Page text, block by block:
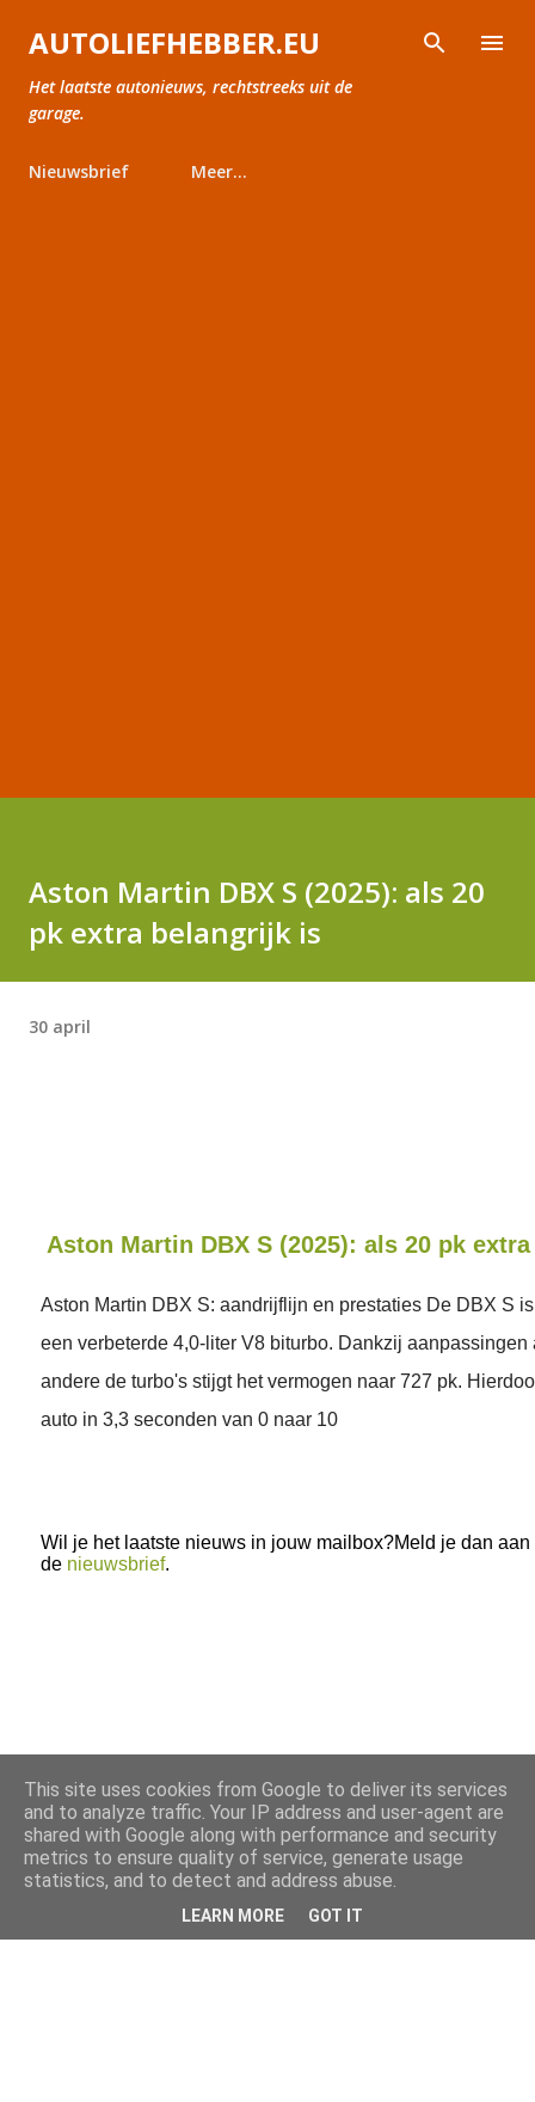
Doorgaan naar hoofdcontent
AUTOLIEFHEBBER.EU
Het laatste autonieuws, rechtstreeks uit de
garage.
Nieuwsbrief Meer…
Aston Martin DBX S (2025): als 20
pk extra belangrijk is
30 april
Aston Martin DBX S (2025): als 20 pk
Aston Martin DBX S: aandrijflijn en prestaties De DBX S
een verbeterde 4,0-liter V8 biturbo. Dankzij aanpassingen
andere de turbo's stijgt het vermogen naar 727 pk.
auto in 3,3 seconden van 0 naar 10
Wil je het laatste nieuws in jouw mailbox?Meld je dan aan
de nieuwsbrief.
This site uses cookies from Google to deliver its services
and to analyze traffic. Your IP address and user-agent are
shared with Google along with performance and security
metrics to ensure quality of service, generate usage
statistics, and to detect and address abuse.
LEARN MORE GOT IT